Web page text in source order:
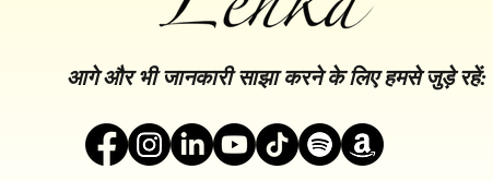
आगे और भी जानकारी साझा करने के लिए हमसे जुड़े रहें: